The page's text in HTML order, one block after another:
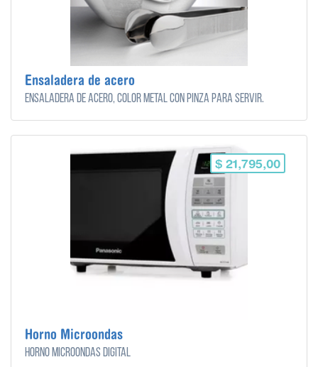
Ensaladera de acero
Ensaladera de acero, color metal con pinza para servir.
$ 21,795,00
Horno Microondas
Horno microondas digital